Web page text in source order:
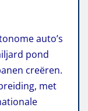
auto’s
pond
creëren.
met